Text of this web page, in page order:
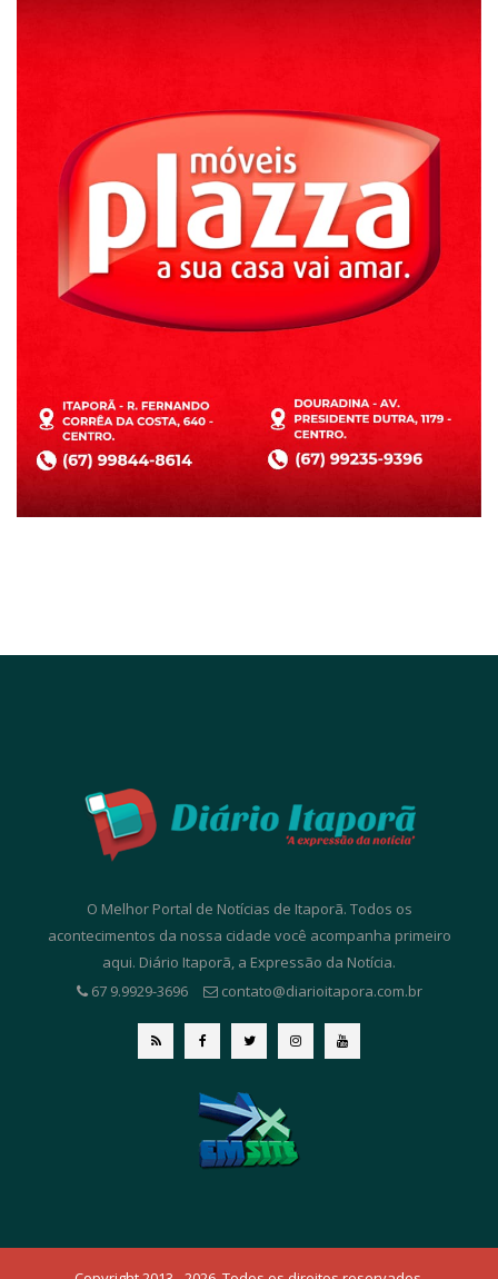
O Melhor Portal de Notícias de Itaporã. Todos os
acontecimentos da nossa cidade você acompanha primeiro
aqui. Diário Itaporã, a Expressão da Notícia.
67 9.9929-3696
contato@diarioitapora.com.br